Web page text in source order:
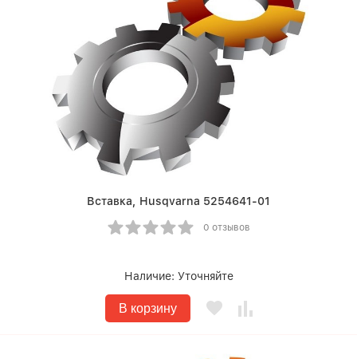
Вставка, Husqvarna 5254641-01
0 отзывов
Наличие: Уточняйте
В корзину